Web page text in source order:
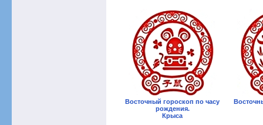
Восточный гороскоп по часу
рождения.
Крыса